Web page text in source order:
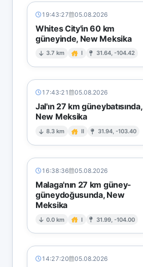
19:43:27 05.08.2026
Whites City'in 60 km
güneyinde, New Meksika
3.7 km I 31.64, -104.42
17:43:21 05.08.2026
Jal'ın 27 km güneybatısında,
New Meksika
8.3 km II 31.94, -103.40
16:38:36 05.08.2026
Malaga'nın 27 km güney-
güneydoğusunda, New
Meksika
0.0 km I 31.99, -104.00
14:27:20 05.08.2026